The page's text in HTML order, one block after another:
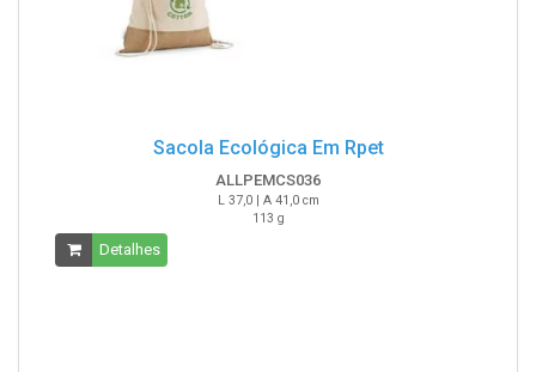
Sacola Ecológica Em Rpet
ALLPEMCS036
L 37,0 | A 41,0 cm
113 g
Detalhes